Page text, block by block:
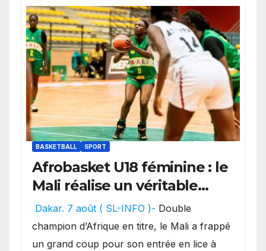
BASKETBALL SPORT
Afrobasket U18 féminine : le
Mali réalise un véritable
festival offensif et inflige
une lourde défaite au
Bénin.
Dakar. 7 août ( SL-INFO )- Double
champion d’Afrique en titre, le Mali a frappé
un grand coup pour son entrée en lice à